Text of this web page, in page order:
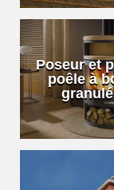
Poseur et
poêle à